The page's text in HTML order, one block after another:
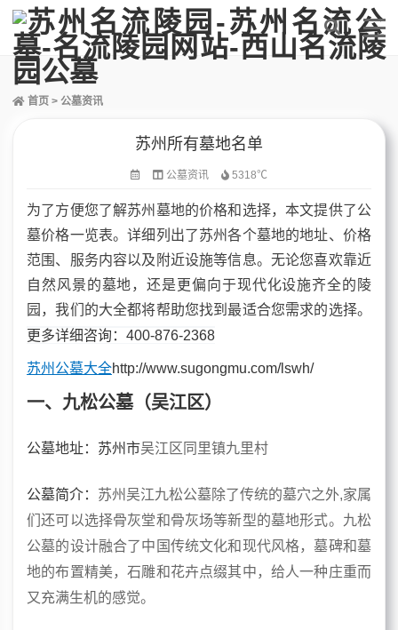
首页 > 公墓资讯
苏州所有墓地名单
公墓资讯 5318℃
为了方便您了解苏州墓地的价格和选择，本文提供了公
墓价格一览表。详细列出了苏州各个墓地的地址、价格
范围、服务内容以及附近设施等信息。无论您喜欢靠近
自然风景的墓地，还是更偏向于现代化设施齐全的陵
园，我们的大全都将帮助您找到最适合您需求的选择。
更多详细咨询：400-876-2368
苏州公墓大全http://www.sugongmu.com/lswh/
一、九松公墓（吴江区）
公墓地址：苏州市吴江区同里镇九里村
公墓简介： 苏州吴江九松公墓除了传统的墓穴之外,家属
们还可以选择骨灰堂和骨灰场等新型的墓地形式。九松
公墓的设计融合了中国传统文化和现代风格，墓碑和墓
地的布置精美，石雕和花卉点缀其中，给人一种庄重而
又充满生机的感觉。